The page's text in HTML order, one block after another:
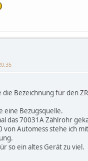
die Bezeichnung für den
eine Bezugsquelle.
das 70031A Zählrohr
von Automess stehe ich
so ein altes Gerät zu viel.